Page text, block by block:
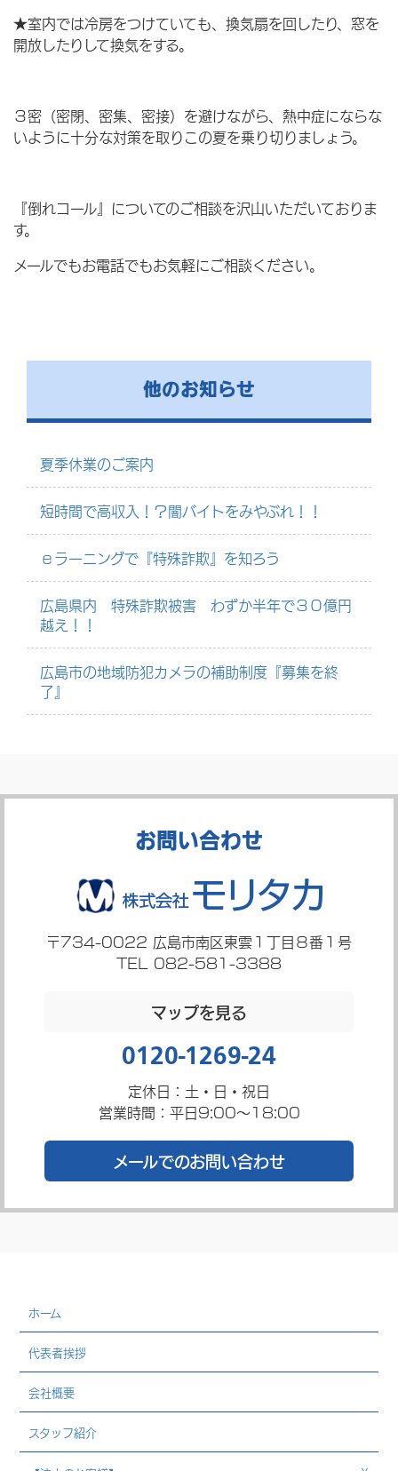
★室内では冷房をつけていても、換気扇を回したり、窓を
開放したりして換気をする。
３密（密閉、密集、密接）を避けながら、熱中症にならな
いように十分な対策を取りこの夏を乗り切りましょう。
『倒れコール』についてのご相談を沢山いただいておりま
す。
メールでもお電話でもお気軽にご相談ください。
他のお知らせ
夏季休業のご案内
短時間で高収入！？闇バイトをみやぶれ！！
ｅラーニングで『特殊詐欺』を知ろう
広島県内 特殊詐欺被害 わずか半年で３０億円
越え！！
広島市の地域防犯カメラの補助制度『募集を終
了』
お問い合わせ
〒734-0022 広島市南区東雲１丁目８番１号
TEL 082-581-3388
マップを見る
0120-1269-24
定休日：土・日・祝日
営業時間：平日9:00～18:00
メールでのお問い合わせ
ホーム
代表者挨拶
会社概要
スタッフ紹介